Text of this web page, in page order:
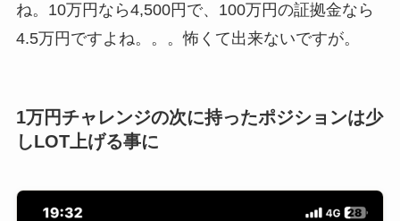
ね。10万円なら4,500円で、100万円の証拠金なら
4.5万円ですよね。。。怖くて出来ないですが。
1万円チャレンジの次に持ったポジションは少
しLOT上げる事に